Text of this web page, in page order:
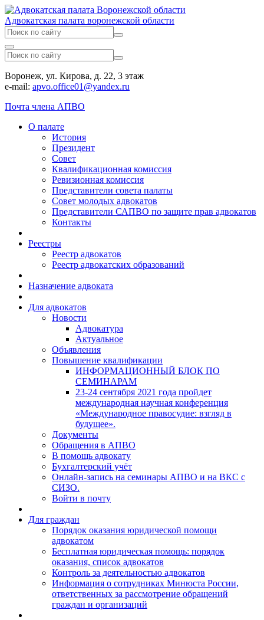
Адвокатская палата воронежской области
Воронеж, ул. Кирова, д. 22, 3 этаж
e-mail: apvo.office01@yandex.ru
Почта члена АПВО
О палате
История
Президент
Совет
Квалификационная комиссия
Ревизионная комиссия
Представители совета палаты
Совет молодых адвокатов
Представители САПВО по защите прав адвокатов
Контакты
Реестры
Реестр адвокатов
Реестр адвокатских образований
Назначение адвоката
Для адвокатов
Новости
Адвокатура
Актуальное
Объявления
Повышение квалификации
ИНФОРМАЦИОННЫЙ БЛОК ПО
СЕМИНАРАМ
23-24 сентября 2021 года пройдет
международная научная конференция
«Международное правосудие: взгляд в
будущее».
Документы
Обращения в АПВО
В помощь адвокату
Бухгалтерский учёт
Онлайн-запись на семинары АПВО и на ВКС с
СИЗО.
Войти в почту
Для граждан
Порядок оказания юридической помощи
адвокатом
Бесплатная юридическая помощь: порядок
оказания, список адвокатов
Контроль за деятельностью адвокатов
Информация о сотрудниках Минюста России,
ответственных за рассмотрение обращений
граждан и организаций